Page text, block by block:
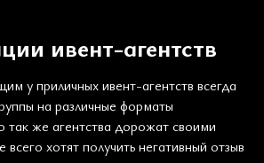
ивент-агентств
у приличных ивент-агентств всегда
на различные форматы
так же агентства дорожат своими
хотят получить негативный отзыв